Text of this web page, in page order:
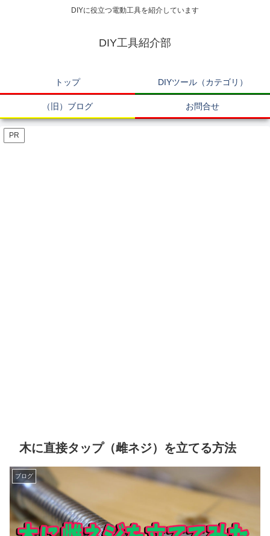
DIYに役立つ電動工具を紹介しています
DIY工具紹介部
トップ DIYツール（カテゴリ）
（旧）ブログ お問合せ
PR
木に直接タップ（雌ネジ）を立てる方法
ブログ